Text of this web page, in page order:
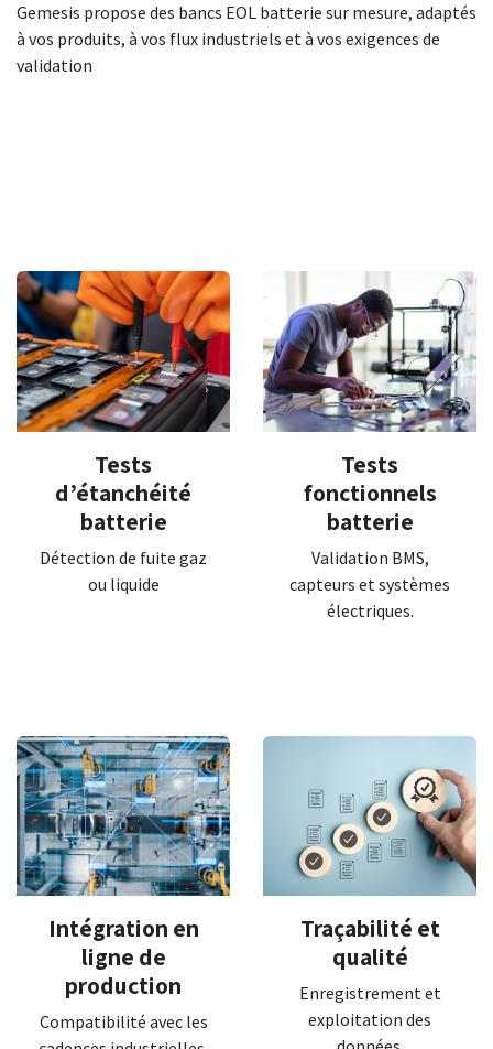
Gemesis propose des bancs EOL batterie sur mesure, adaptés
à vos produits, à vos flux industriels et à vos exigences de
validation
Tests
d’étanchéité
batterie
Détection de fuite gaz
ou liquide
Tests
fonctionnels
batterie
Validation BMS,
capteurs et systèmes
électriques.
Intégration en
ligne de
production
Compatibilité avec les
Traçabilité et
qualité
Enregistrement et
exploitation des